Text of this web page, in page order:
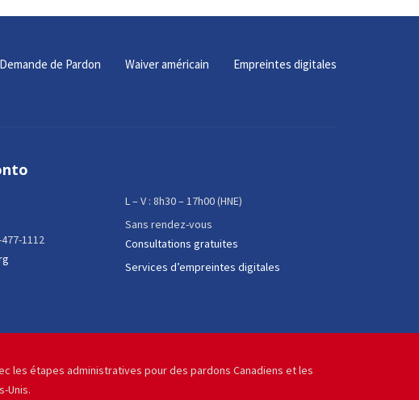
Demande de Pardon Waiver américain Empreintes digitales
1112
L – V : 8h30 – 17h00 (HNE)
Sans rendez-vous
Consultations gratuites
Services d’empreintes digitales
les étapes administratives pour des pardons Canadiens et les
Unis.